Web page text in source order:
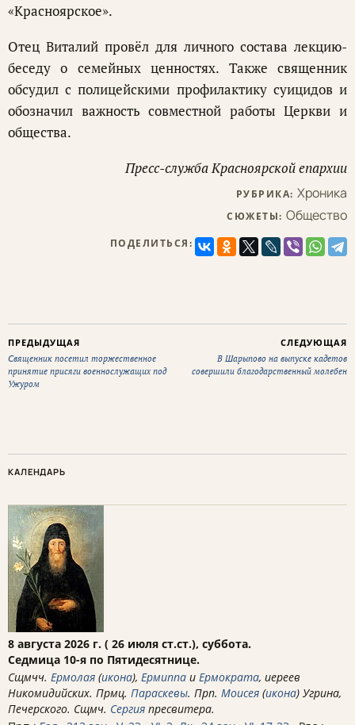
«Красноярское».
Отец Виталий провёл для личного состава лекцию-
беседу о семейных ценностях. Также священник
обсудил с полицейскими профилактику суицидов и
обозначил важность совместной работы Церкви и
общества.
Пресс-служба Красноярской епархии
РУБРИКА: Хроника
СЮЖЕТЫ: Общество
ПОДЕЛИТЬСЯ:
ПРЕДЫДУЩАЯ
Священник посетил торжественное
принятие присяги военнослужащих под
Ужуром
СЛЕДУЮЩАЯ
В Шарыпово на выпуске кадетов
совершили благодарственный молебен
КАЛЕНДАРЬ
8 августа 2026 г. ( 26 июля ст.ст.), суббота.
Седмица 10-я по Пятидесятнице.
Сщмчч. Ермолая (икона), Ермиппа и Ермократа, иереев
Никомидийских. Прмц. Параскевы. Прп. Моисея (икона) Угрина,
Печерского. Сщмч. Сергия пресвитера.